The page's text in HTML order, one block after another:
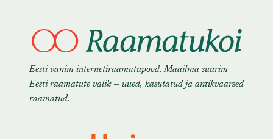
Eesti vanim internetiraamatupood. Maailma suurim
Eesti raamatute valik — uued, kasutatud ja antikvaarsed
raamatud.